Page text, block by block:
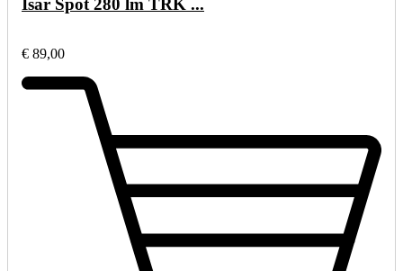
Isar Spot 280 lm TRK ...
€ 89,00